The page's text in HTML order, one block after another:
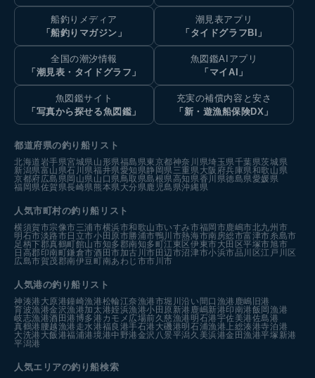
船釣りメディア
「船釣りマガジン」
潮見表アプリ
「タイドグラフBI」
全国の潮汐情報
「潮見表・タイドグラフ」
魚図鑑AIアプリ
「マイAI」
魚図鑑サイト
「写真から探せる魚図鑑」
充実の補償内容と安さ
「新・遊漁船保険DX」
都道府県の釣り船リスト
北海道岩手県宮城県山形県福島県東京都神奈川県埼玉県千葉県茨城県
新潟県富山県石川県福井県愛知県静岡県三重県大阪府兵庫県和歌山県
京都府広島県岡山県山口県鳥取県島根県高知県香川県徳島県愛媛県
福岡県佐賀県長崎県熊本県大分県鹿児島県沖縄県
人気市町村の釣り船リスト
横須賀市宗像市三浦市横浜市和歌山市いすみ市福岡市鹿嶋市北九州市
明石市淡路市 日立市小田原市勝浦市鴨川市熱海市南房総市富津市糸島市
足柄下郡真鶴町館山市知多郡南知多町江東区伊東市大田区平塚市旭市
日高郡印南町鎌倉市酒田市加古川市 田辺市沼津市小浜市品川区江戸川区
広島市賀茂郡南伊豆町南あわじ市市川市
人気港の釣り船リスト
神湊港 大原港鐘崎漁港松輪江奈漁港市堀川沿い 間口漁港 鹿嶋旧港
育波漁港金沢漁港加太港姪浜漁港小田原新港 鹿嶋新港印南港飯岡漁港
岐志漁港酒田港博多港カモメ広場前久慈漁港 明石港宇佐美港佐島港
真鶴港 腰越漁港 走水港福良港手石港 大磯港明石浦漁港 上総湊港寺泊港
大洗港 大飯港福浦港境港中野港金沢八景平潟久美浜港金田漁港平塚新港
平潟港
人気エリアの釣り船検索